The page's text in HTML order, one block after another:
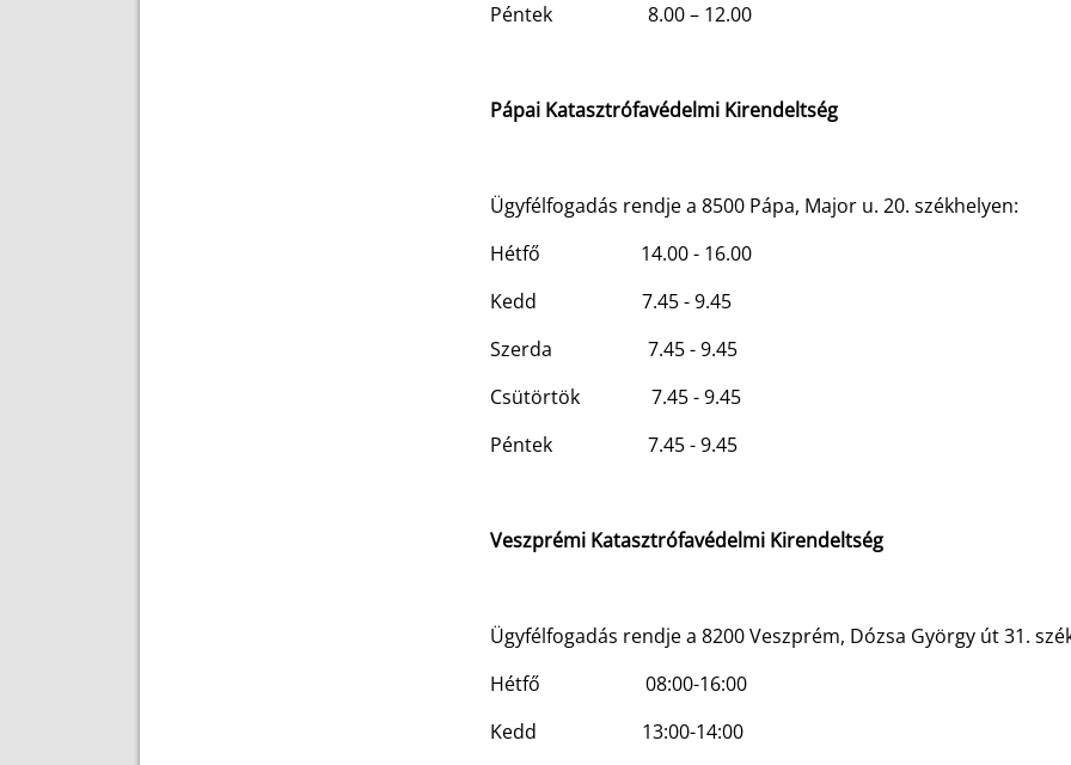
Péntek 8.00 – 12.00
Pápai Katasztrófavédelmi Kirendeltség
Ügyfélfogadás rendje a 8500 Pápa, Major u. 20. székhelyen:
Hétfő 14.00 - 16.00
Kedd 7.45 - 9.45
Szerda 7.45 - 9.45
Csütörtök 7.45 - 9.45
Péntek 7.45 - 9.45
Veszprémi Katasztrófavédelmi Kirendeltség
Ügyfélfogadás rendje a 8200 Veszprém, Dózsa György út 31.
Hétfő 08:00-16:00
Kedd 13:00-14:00